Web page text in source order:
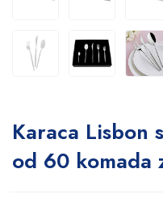
Karaca Lisbon
od 60 komada